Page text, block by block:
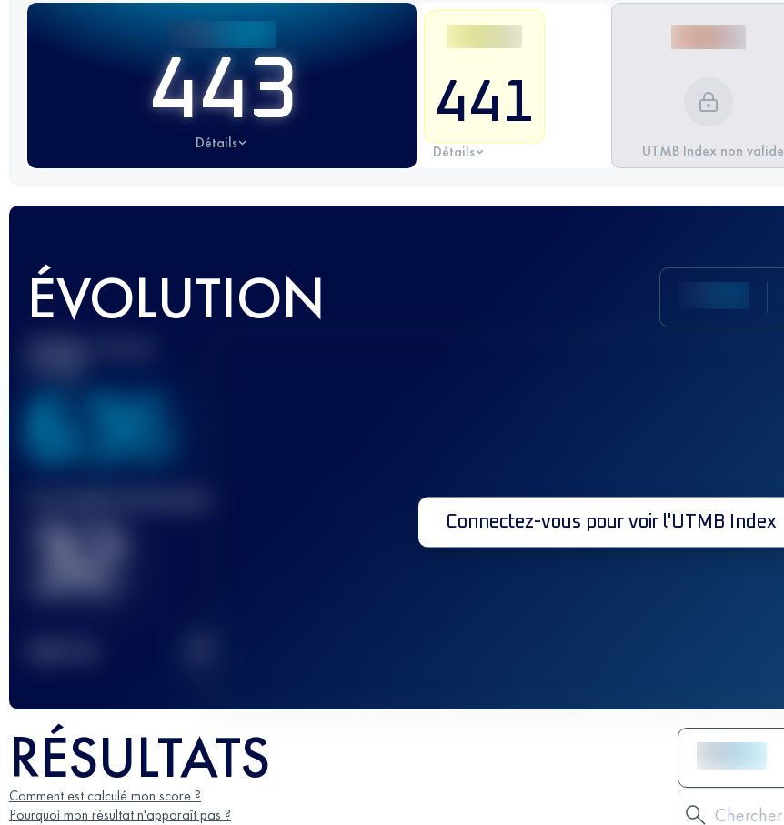
443
Détails
441
Détails UTMB Index non valide
ÉVOLUTION
Meilleur Score
636
32 Connectez-vous pour voir l'UTMB Index
RÉSULTATS
Comment est calculé mon score ?
Pourquoi mon résultat n'apparaît pas ?